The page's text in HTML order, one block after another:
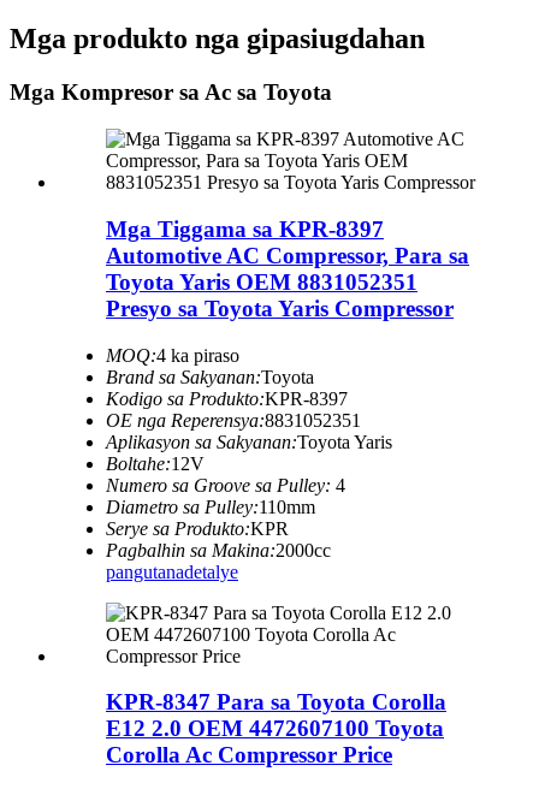
Mga produkto nga gipasiugdahan
Mga Kompresor sa Ac sa Toyota
Mga Tiggama sa KPR-8397
Automotive AC Compressor, Para sa
Toyota Yaris OEM 8831052351
Presyo sa Toyota Yaris Compressor
MOQ:4 ka piraso
Brand sa Sakyanan:Toyota
Kodigo sa Produkto:KPR-8397
OE nga Reperensya:8831052351
Aplikasyon sa Sakyanan:Toyota Yaris
Boltahe:12V
Numero sa Groove sa Pulley: 4
Diametro sa Pulley:110mm
Serye sa Produkto:KPR
Pagbalhin sa Makina:2000cc
pangutanadetalye
KPR-8347 Para sa Toyota Corolla
E12 2.0 OEM 4472607100 Toyota
Corolla Ac Compressor Price